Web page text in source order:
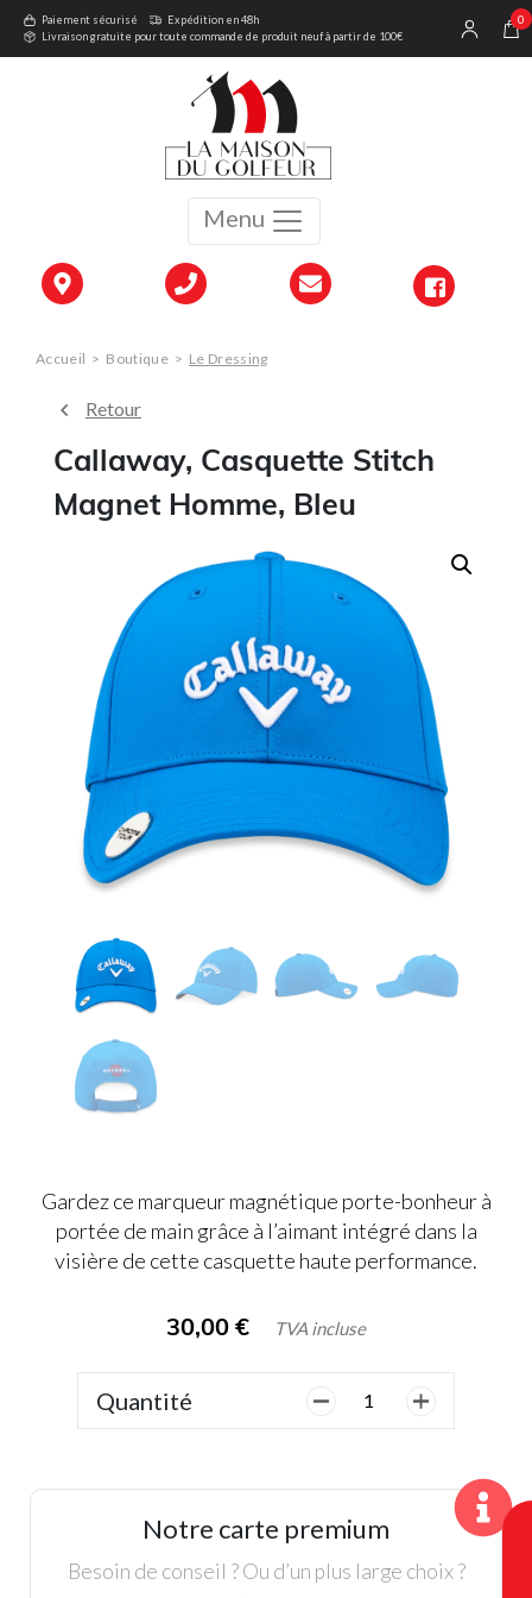
Menu
Paiement sécurisé
Expédition en 48h
Livraison gratuite pour toute commande de produit neuf à partir de 100€
0
Accueil > Boutique > Le Dressing
Retour
Callaway, Casquette Stitch
Magnet Homme, Bleu
Gardez ce marqueur magnétique porte-bonheur à
portée de main grâce à l’aimant intégré dans la
visière de cette casquette haute performance.
30,00 € TVA incluse
Quantité
quantité
Casquette
Magnet
Homme,
Notre carte premium
Besoin de conseil ? Ou d’un plus large choix ?